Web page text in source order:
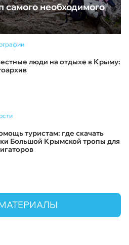
самого необходимого
люди на отдыхе в Крыму:
туристам: где скачать
Большой Крымской тропы для